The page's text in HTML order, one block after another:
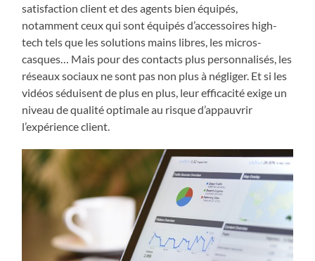
satisfaction client et des agents bien équipés,
notamment ceux qui sont équipés d’accessoires high-
tech tels que les solutions mains libres, les micros-
casques… Mais pour des contacts plus personnalisés, les
réseaux sociaux ne sont pas non plus à négliger. Et si les
vidéos séduisent de plus en plus, leur efficacité exige un
niveau de qualité optimale au risque d’appauvrir
l’expérience client.